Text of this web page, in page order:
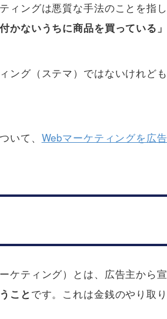
ィングは悪質な手法のことを指し
かないうちに商品を買っている」
ング（ステマ）ではないけれど
いて、 Webマーケティングを広
ケティング）とは、広告主から
こと です。これは金銭のやり取